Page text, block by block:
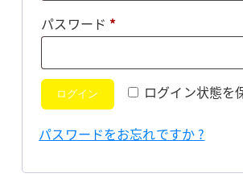
パスワード *必
ログイン状態を
ログイン
パスワードをお忘れですか ?